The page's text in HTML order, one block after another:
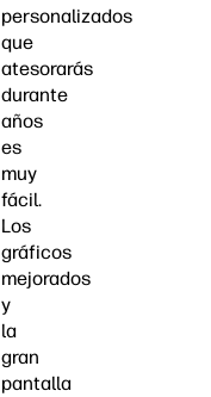
personalizados
que
atesorarás
durante
años
es
muy
fácil.
Los
gráficos
mejorados
y
la
gran
pantalla